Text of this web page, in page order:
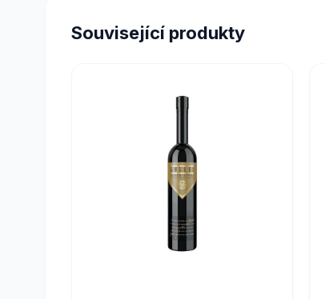
Související produkty